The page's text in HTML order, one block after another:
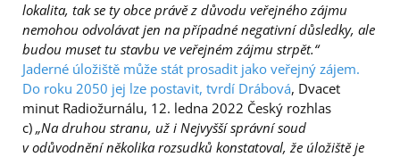
lokalita, tak se ty obce právě z důvodu veřejného zájmu
nemohou odvolávat jen na případné negativní důsledky, ale
budou muset tu stavbu ve veřejném zájmu strpět.“
Jaderné úložiště může stát prosadit jako veřejný zájem.
Do roku 2050 jej lze postavit, tvrdí Drábová, Dvacet
minut Radiožurnálu, 12. ledna 2022 Český rozhlas
c) „Na druhou stranu, už i Nejvyšší správní soud
v odůvodnění několika rozsudků konstatoval, že úložiště je